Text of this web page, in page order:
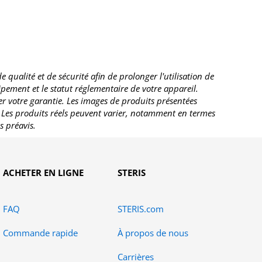
qualité et de sécurité afin de prolonger l'utilisation de
et le statut réglementaire de votre appareil.
garantie. Les images de produits présentées
produits réels peuvent varier, notamment en termes
préavis.
ACHETER EN LIGNE
FAQ
Commande rapide
STERIS
STERIS.com
À propos de nous
Carrières